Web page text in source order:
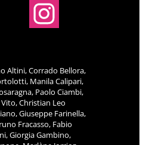
Altini, Corrado Bellora,
Manila Calipari,
Paolo Ciambi,
Christian Leo
Giuseppe Farinella,
Fracasso, Fabio
Giorgia Gambino,